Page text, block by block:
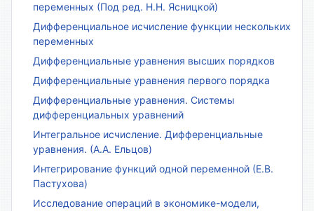
переменных (Под ред. Н.Н. Ясницкой)
Дифференциальное исчисление функции нескольких
переменных
Дифференциальные уравнения высших порядков
Дифференциальные уравнения первого порядка
Дифференциальные уравнения. Системы
дифференциальных уравнений
Интегральное исчисление. Дифференциальные
уравнения. (А.А. Ельцов)
Интегрирование функций одной переменной (Е.В.
Пастухова)
Исследование операций в экономике-модели,